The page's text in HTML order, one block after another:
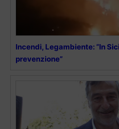
Incendi, Legambiente: “In
prevenzione”